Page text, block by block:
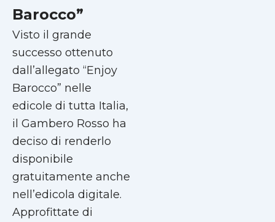
Barocco”
Visto il grande
successo ottenuto
dall’allegato “Enjoy
Barocco” nelle
edicole di tutta Italia,
il Gambero Rosso ha
deciso di renderlo
disponibile
gratuitamente anche
nell’edicola digitale.
Approfittate di